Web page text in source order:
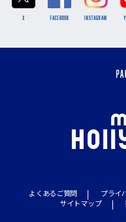
X FACEBOOK INSTAGRAM
よくあるご質問 プライ
サイトマップ